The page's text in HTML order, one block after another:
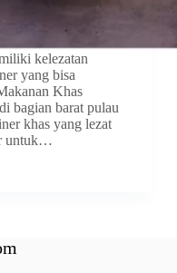
kelezatan
yang bisa
Khas
bagian barat pulau
khas yang lezat
untuk…